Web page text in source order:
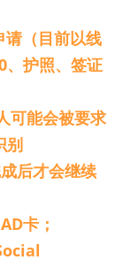
请（目前以线
、护照、签证
可能会被要求
别
后才会继续
卡；